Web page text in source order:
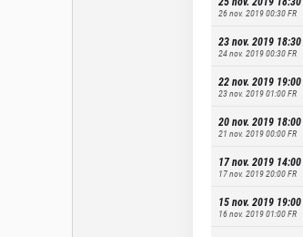
26 nov. 2019 00:30FR
23 nov. 2019 18:30
24 nov. 2019 00:30FR
22 nov. 2019 19:00
23 nov. 2019 01:00FR
20 nov. 2019 18:00
21 nov. 2019 00:00FR
17 nov. 2019 14:00
17 nov. 2019 20:00FR
15 nov. 2019 19:00
16 nov. 2019 01:00FR